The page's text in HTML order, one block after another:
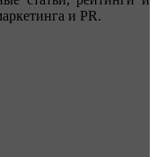
и PR.